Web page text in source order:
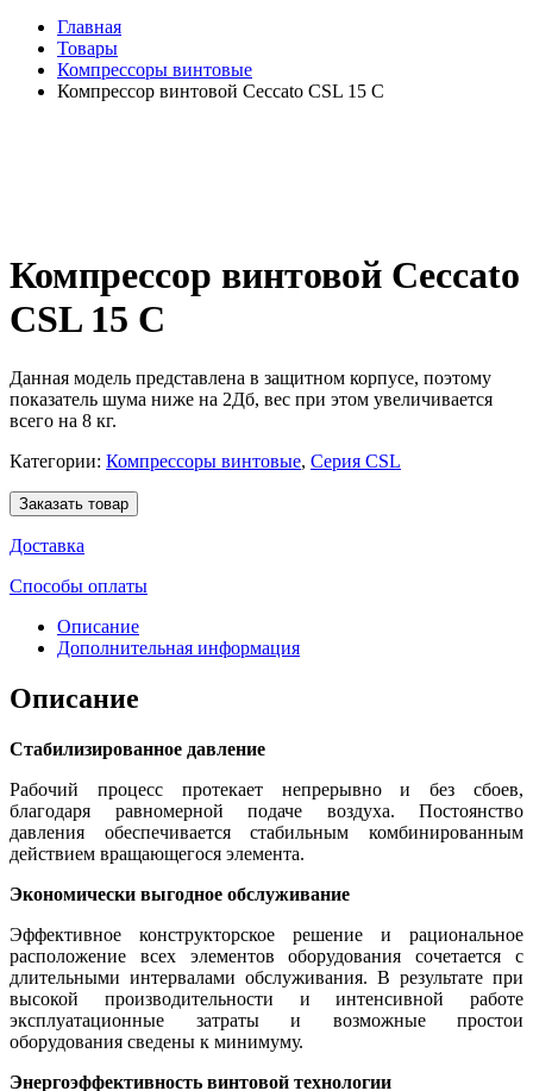
Главная
Товары
Компрессоры винтовые
Компрессор винтовой Ceccato CSL 15 C
Компрессор винтовой Ceccato
CSL 15 C
Данная модель представлена в защитном корпусе, поэтому
показатель шума ниже на 2Дб, вес при этом увеличивается
всего на 8 кг.
Категории: Компрессоры винтовые, Серия CSL
Заказать товар
Доставка
Способы оплаты
Описание
Дополнительная информация
Описание
Стабилизированное давление
Рабочий процесс протекает непрерывно и без сбоев,
благодаря равномерной подаче воздуха. Постоянство
давления обеспечивается стабильным комбинированным
действием вращающегося элемента.
Экономически выгодное обслуживание
Эффективное конструкторское решение и рациональное
расположение всех элементов оборудования сочетается с
длительными интервалами обслуживания. В результате при
высокой производительности и интенсивной работе
эксплуатационные затраты и возможные простои
оборудования сведены к минимуму.
Энергоэффективность винтовой технологии